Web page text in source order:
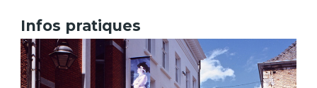
Infos pratiques